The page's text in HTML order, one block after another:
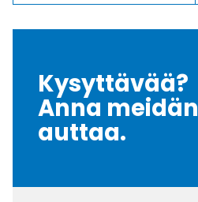
Kysyttävää?
Anna meidän
auttaa.